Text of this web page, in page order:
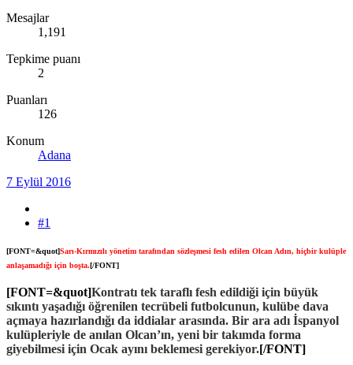
Mesajlar
1,191
Tepkime puanı
2
Puanları
126
Konum
Adana
7 Eylül 2016
#1
[FONT=&quot]Sarı-Kırmızılı yönetim tarafından sözleşmesi fesh edilen Olcan Adın, hiçbir kulüple
anlaşamadığı için boşta.[/FONT]
[FONT=&quot]Kontratı tek taraflı fesh edildiği için büyük
sıkıntı yaşadığı öğrenilen tecrübeli futbolcunun, kulübe dava
açmaya hazırlandığı da iddialar arasında. Bir ara adı İspanyol
kulüpleriyle de anılan Olcan’ın, yeni bir takımda forma
giyebilmesi için Ocak ayını beklemesi gerekiyor.[/FONT]